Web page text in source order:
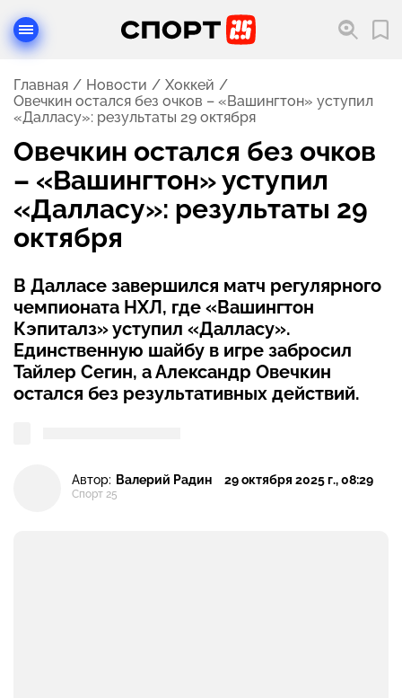
Главная Новости
Хоккей
Овечкин остался без очков – «Вашингтон» уступил
«Далласу»: результаты 29 октября
Овечкин остался без очков
– «Вашингтон» уступил
«Далласу»: результаты 29
октября
В Далласе завершился матч регулярного
чемпионата НХЛ, где «Вашингтон
Кэпиталз» уступил «Далласу».
Единственную шайбу в игре забросил
Тайлер Сегин, а Александр Овечкин
остался без результативных действий.
Автор: Валерий Радин
Спорт 25
29 октября 2025 г., 08:29